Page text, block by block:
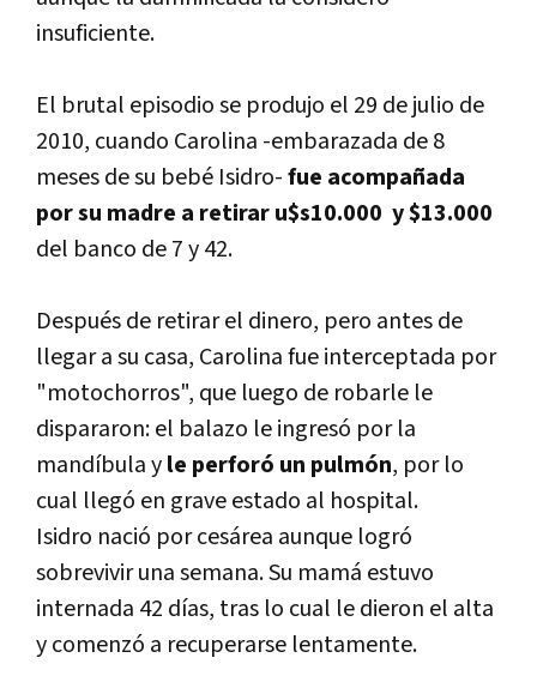
insuficiente.
El brutal episodio se produjo el 29 de julio de
2010, cuando Carolina -embarazada de 8
meses de su bebé Isidro-fue acompañada
por su madre a retirar u$s10.000 y $13.000
del banco de 7 y 42.
Después de retirar el dinero, pero antes de
llegar a su casa, Carolina fue interceptada por
"motochorros", que luego de robarle le
dispararon: el balazo le ingresó por la
mandíbula yle perforó un pulmón, por lo
cual llegó en grave estado al hospital.
Isidro nació por cesárea aunque logró
sobrevivir una semana. Su mamá estuvo
internada 42 días, tras lo cual le dieron el alta
y comenzó a recuperarse lentamente.